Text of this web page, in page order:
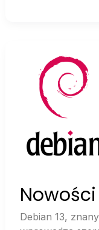
Debian 13,
Nowości
w
Debian
13